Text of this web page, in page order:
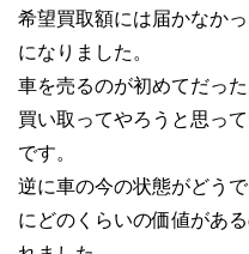
希望買取額には届かなか
になりました。
車を売るのが初めてだっ
買い取ってやろうと思っ
です。
逆に車の今の状態がどう
にどのくらいの価値があ